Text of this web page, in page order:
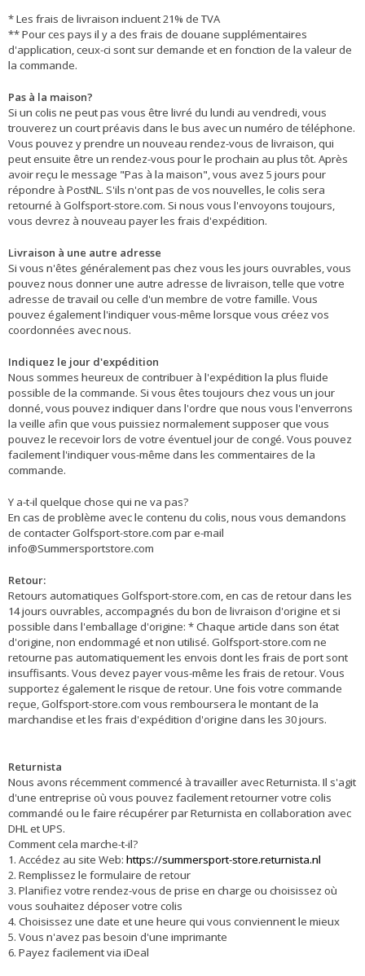
* Les frais de livraison incluent 21% de TVA
** Pour ces pays il y a des frais de douane supplémentaires
d'application, ceux-ci sont sur demande et en fonction de la valeur de
la commande.
Pas à la maison?
Si un colis ne peut pas vous être livré du lundi au vendredi, vous
trouverez un court préavis dans le bus avec un numéro de téléphone.
Vous pouvez y prendre un nouveau rendez-vous de livraison, qui
peut ensuite être un rendez-vous pour le prochain au plus tôt. Après
avoir reçu le message "Pas à la maison", vous avez 5 jours pour
répondre à PostNL. S'ils n'ont pas de vos nouvelles, le colis sera
retourné à Golfsport-store.com. Si nous vous l'envoyons toujours,
vous devrez à nouveau payer les frais d'expédition.
Livraison à une autre adresse
Si vous n'êtes généralement pas chez vous les jours ouvrables, vous
pouvez nous donner une autre adresse de livraison, telle que votre
adresse de travail ou celle d'un membre de votre famille. Vous
pouvez également l'indiquer vous-même lorsque vous créez vos
coordonnées avec nous.
Indiquez le jour d'expédition
Nous sommes heureux de contribuer à l'expédition la plus fluide
possible de la commande. Si vous êtes toujours chez vous un jour
donné, vous pouvez indiquer dans l'ordre que nous vous l'enverrons
la veille afin que vous puissiez normalement supposer que vous
pouvez le recevoir lors de votre éventuel jour de congé. Vous pouvez
facilement l'indiquer vous-même dans les commentaires de la
commande.
Y a-t-il quelque chose qui ne va pas?
En cas de problème avec le contenu du colis, nous vous demandons
de contacter Golfsport-store.com par e-mail
info@Summersportstore.com
Retour:
Retours automatiques Golfsport-store.com, en cas de retour dans les
14 jours ouvrables, accompagnés du bon de livraison d'origine et si
possible dans l'emballage d'origine: * Chaque article dans son état
d'origine, non endommagé et non utilisé. Golfsport-store.com ne
retourne pas automatiquement les envois dont les frais de port sont
insuffisants. Vous devez payer vous-même les frais de retour. Vous
supportez également le risque de retour. Une fois votre commande
reçue, Golfsport-store.com vous remboursera le montant de la
marchandise et les frais d'expédition d'origine dans les 30 jours.
Returnista
Nous avons récemment commencé à travailler avec Returnista. Il s'agit
d'une entreprise où vous pouvez facilement retourner votre colis
commandé ou le faire récupérer par Returnista en collaboration avec
DHL et UPS.
Comment cela marche-t-il?
1. Accédez au site Web: https://summersport-store.returnista.nl
2. Remplissez le formulaire de retour
3. Planifiez votre rendez-vous de prise en charge ou choisissez où
vous souhaitez déposer votre colis
4. Choisissez une date et une heure qui vous conviennent le mieux
5. Vous n'avez pas besoin d'une imprimante
6. Payez facilement via iDeal